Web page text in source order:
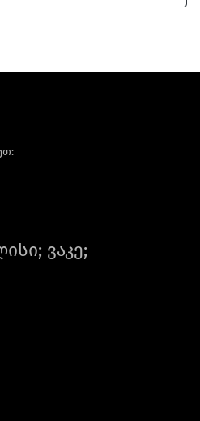
ვაკე;